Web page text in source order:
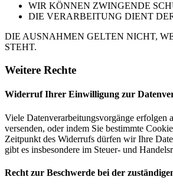
WIR KÖNNEN ZWINGENDE
DIE VERARBEITUNG DIENT
DIE AUSNAHMEN GELTEN NICHT,
STEHT.
Weitere Rechte
Widerruf Ihrer Einwilligung zur
Viele Datenverarbeitungsvorgänge erfolgen
versenden, oder indem Sie bestimmte
Zeitpunkt des Widerrufs dürfen wir Ihre
gibt es insbesondere im Steuer- und
Recht zur Beschwerde bei der